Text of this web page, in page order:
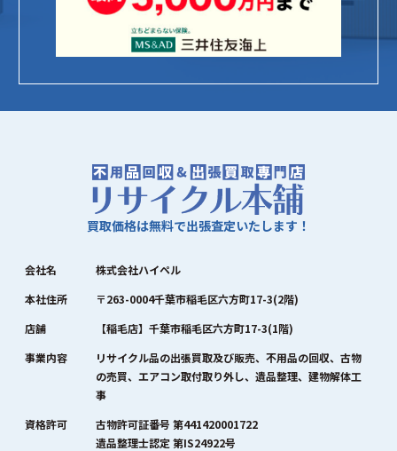
買取価格は無料で出張査定いたします！
会社名
株式会社ハイペル
本社住所
〒263-0004千葉市稲毛区六方町17-3(2階)
店舗
【稲毛店】千葉市稲毛区六方町17-3(1階)
事業内容
リサイクル品の出張買取及び販売、不用品の回収、古物
の売買、エアコン取付取り外し、遺品整理、建物解体工
事
資格許可
古物許可証番号 第441420001722
遺品整理士認定 第IS24922号